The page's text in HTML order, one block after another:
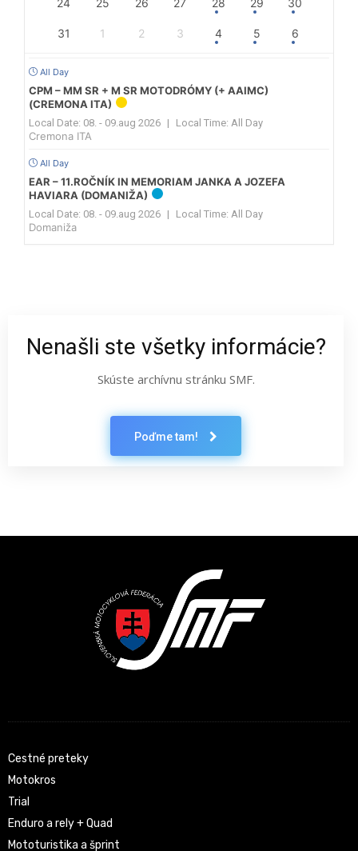
24 25 26 27 28 29 30
31 1 2 3 4 5 6
All Day
CPM – MM SR + M SR MOTODRÓMY (+ AAIMC)
(CREMONA ITA)
Local Date: 08. - 09.aug 2026 | Local Time: All Day
Cremona ITA
All Day
EAR – 11.ROČNÍK IN MEMORIAM JANKA A JOZEFA
HAVIARA (DOMANIŽA)
Local Date: 08. - 09.aug 2026 | Local Time: All Day
Domaniža
Nenašli ste všetky informácie?
Skúste archívnu stránku SMF.
Poďme tam!
Cestné preteky
Motokros
Trial
Enduro a rely + Quad
Mototuristika a šprint